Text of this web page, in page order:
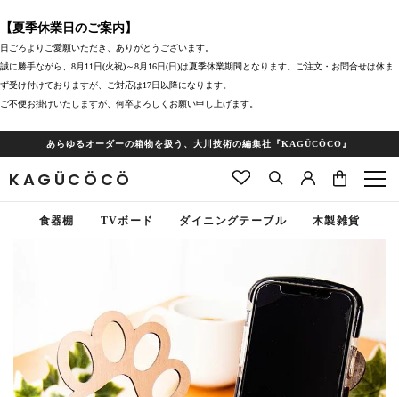
【夏季休業日のご案内】
日ごろよりご愛願いただき、ありがとうございます。
誠に勝手ながら、8月11日(火祝)～8月16日(日)は夏季休業期間となります。ご注文・お問合せは休ま
ず受け付けておりますが、ご対応は17日以降になります。
ご不便お掛けいたしますが、何卒よろしくお願い申し上げます。
あらゆるオーダーの箱物を扱う、大川技術の編集社『KAGÜCÖCO』
KAGÜCÖCÖ
食器棚 TVボード ダイニングテーブル 木製雑貨